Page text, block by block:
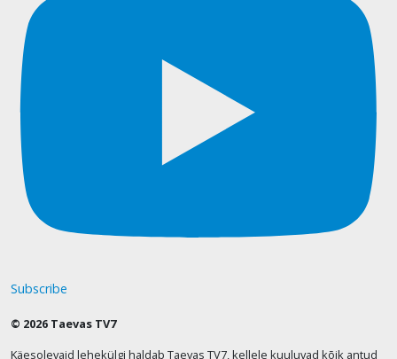
Subscribe
© 2026 Taevas TV7
Käesolevaid lehekülgi haldab Taevas TV7, kellele kuuluvad kõik antud